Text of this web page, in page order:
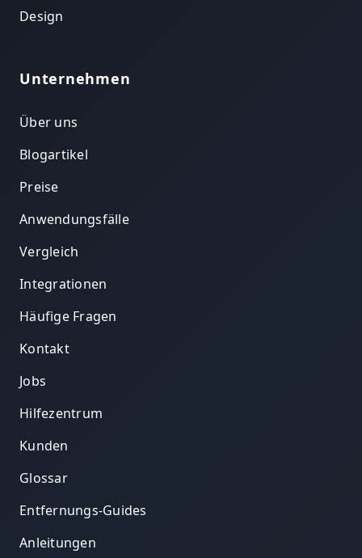
Design
Unternehmen
Über uns
Blogartikel
Preise
Anwendungsfälle
Vergleich
Integrationen
Häufige Fragen
Kontakt
Jobs
Hilfezentrum
Kunden
Glossar
Entfernungs-Guides
Anleitungen